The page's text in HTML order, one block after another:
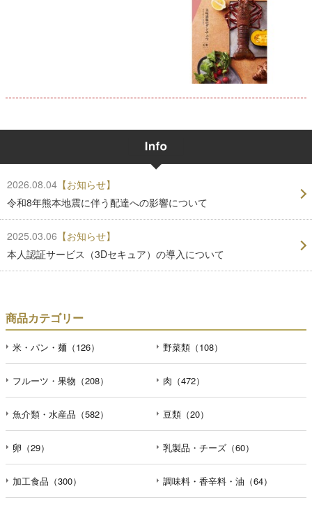
2026.08.04 【お知らせ】
令和8年熊本地震に伴う配達への影響について
2025.03.06 【お知らせ】
本人認証サービス（3Dセキュア）の導入について
商品カテゴリー
米・パン・麺（126） 野菜類（108）
フルーツ・果物（208） 肉（472）
魚介類・水産品（582） 豆類（20）
卵（29） 乳製品・チーズ（60）
加工食品（300） 調味料・香辛料・油（64）